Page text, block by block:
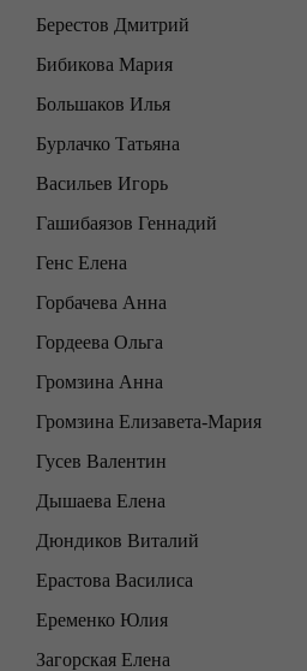
Берестов Дмитрий
Бибикова Мария
Большаков Илья
Бурлачко Татьяна
Васильев Игорь
Гашибаязов Геннадий
Генс Елена
Горбачева Анна
Гордеева Ольга
Громзина Анна
Громзина Елизавета-Мария
Гусев Валентин
Дышаева Елена
Дюндиков Виталий
Ерастова Василиса
Еременко Юлия
Загорская Елена